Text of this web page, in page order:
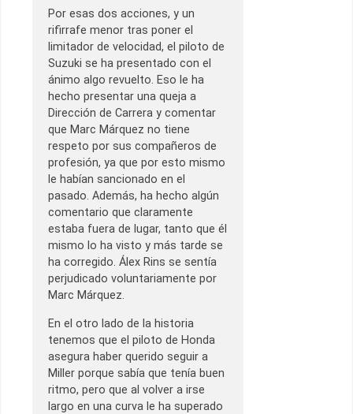
Por esas dos acciones, y un
rifirrafe menor tras poner el
limitador de velocidad, el piloto de
Suzuki se ha presentado con el
ánimo algo revuelto. Eso le ha
hecho presentar una queja a
Dirección de Carrera y comentar
que Marc Márquez no tiene
respeto por sus compañeros de
profesión, ya que por esto mismo
le habían sancionado en el
pasado. Además, ha hecho algún
comentario que claramente
estaba fuera de lugar, tanto que él
mismo lo ha visto y más tarde se
ha corregido. Álex Rins se sentía
perjudicado voluntariamente por
Marc Márquez.
En el otro lado de la historia
tenemos que el piloto de Honda
asegura haber querido seguir a
Miller porque sabía que tenía buen
ritmo, pero que al volver a irse
largo en una curva le ha superado